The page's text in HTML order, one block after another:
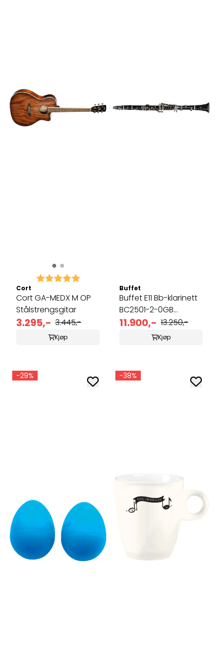
Karakter: 5.0 av 5 mulige
Cort
Cort GA-MEDX M OP
Stålstrengsgitar
3.295,- 3.445,-
Kjøp
Buffet
Buffet E11 Bb-klarinett
BC2501-2-0GB
(Utgående modell)
11.900,- 13.250,-
Kjøp
-29% -38%